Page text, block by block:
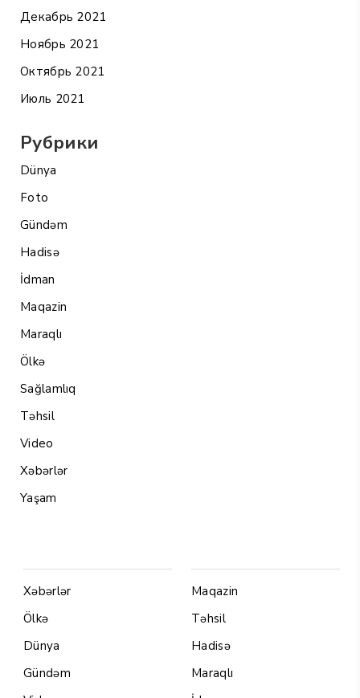
Декабрь 2021
Ноябрь 2021
Октябрь 2021
Июль 2021
Рубрики
Dünya
Foto
Gündəm
Hadisə
İdman
Maqazin
Maraqlı
Ölkə
Sağlamlıq
Təhsil
Video
Xəbərlər
Yaşam
Xəbərlər
Ölkə
Dünya
Gündəm
Maqazin
Təhsil
Hadisə
Maraqlı